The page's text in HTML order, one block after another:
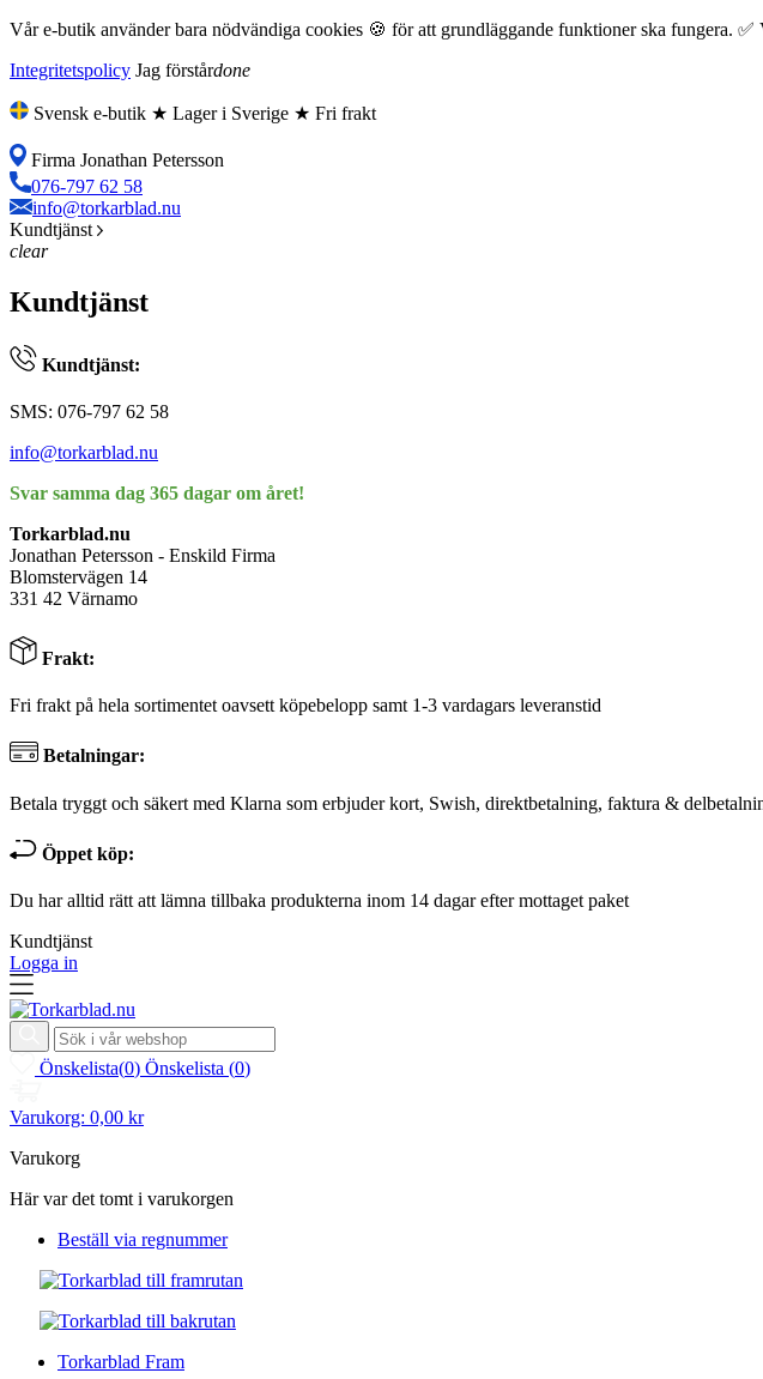
Vår e-butik använder bara nödvändiga cookies 🍪 för att grundläggande funktioner ska fungera.
Integritetspolicy Jag förstårdone
Svensk e-butik ★ Lager i Sverige ★ Fri frakt
Firma Jonathan Petersson
076-797 62 58
info@torkarblad.nu
Kundtjänst
clear
Kundtjänst
Kundtjänst:
SMS: 076-797 62 58
info@torkarblad.nu
Svar samma dag 365 dagar om året!
Torkarblad.nu
Jonathan Petersson - Enskild Firma
Blomstervägen 14
331 42 Värnamo
Frakt:
Fri frakt på hela sortimentet oavsett köpebelopp samt 1-3 vardagars leveranstid
Betalningar:
Betala tryggt och säkert med Klarna som erbjuder kort, Swish, direktbetalning, faktura &
Öppet köp:
Du har alltid rätt att lämna tillbaka produkterna inom 14 dagar efter mottaget paket
Kundtjänst
Logga in
Önskelista(0) Önskelista (0)
Varukorg: 0,00 kr
Varukorg
Här var det tomt i varukorgen
Beställ via regnummer
Torkarblad Fram